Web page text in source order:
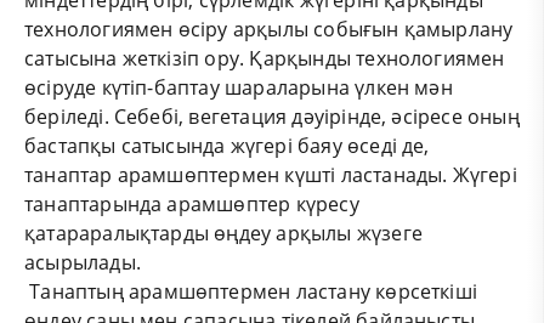
технологиямен өсіру арқылы собығын қамырлану
сатысына жеткізіп ору. Қарқынды технологиямен
өсіруде күтіп-баптау шараларына үлкен мән
беріледі. Себебі, вегетация дәуірінде, әсіресе оның
бастапқы сатысында жүгері баяу өседі де,
танаптар арамшөптермен күшті ластанады. Жүгері
танаптарында арамшөптер күресу
қатараралықтарды өңдеу арқылы жүзеге
асырылады.
Танаптың арамшөптермен ластану көрсеткіші